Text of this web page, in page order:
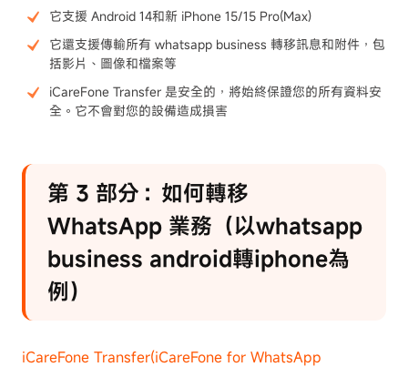
它支援 Android 14和新 iPhone 15/15 Pro(Max)
它還支援傳輸所有 whatsapp business 轉移訊息和附件，包
括影片、圖像和檔案等
iCareFone Transfer 是安全的，將始終保證您的所有資料安
全。它不會對您的設備造成損害
第 3 部分：如何轉移
WhatsApp 業務（以whatsapp
business android轉iphone為
例）
iCareFone Transfer(iCareFone for WhatsApp